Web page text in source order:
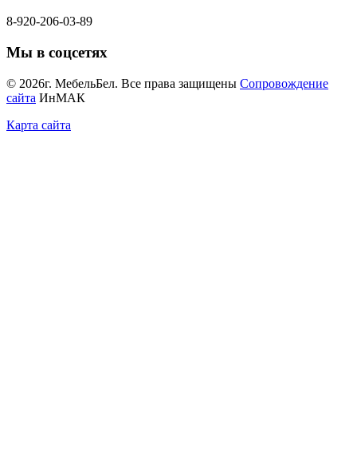
8-920-206-03-89
Мы в соцсетях
© 2026г. МебельБел. Все права защищены Сопровождение
сайта ИнМАК
Карта сайта